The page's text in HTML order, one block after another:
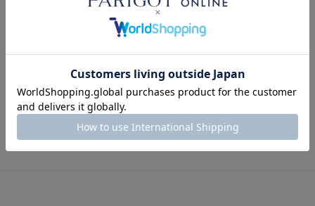
2026.04.17
るのか。PTTORINO(ピーティトリノ)が選ばれ
る理由
2025.04.15